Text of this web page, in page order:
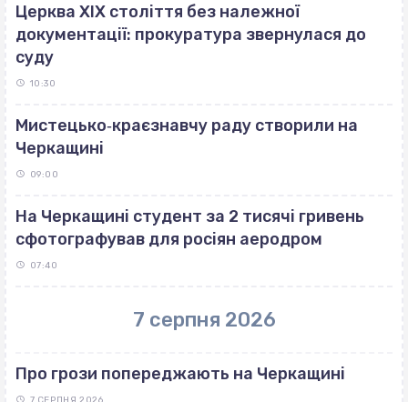
Церква ХІХ століття без належної
документації: прокуратура звернулася до
суду
10:30
Мистецько‐краєзнавчу раду створили на
Черкащині
09:00
На Черкащині студент за 2 тисячі гривень
сфотографував для росіян аеродром
07:40
7 серпня 2026
Про грози попереджають на Черкащині